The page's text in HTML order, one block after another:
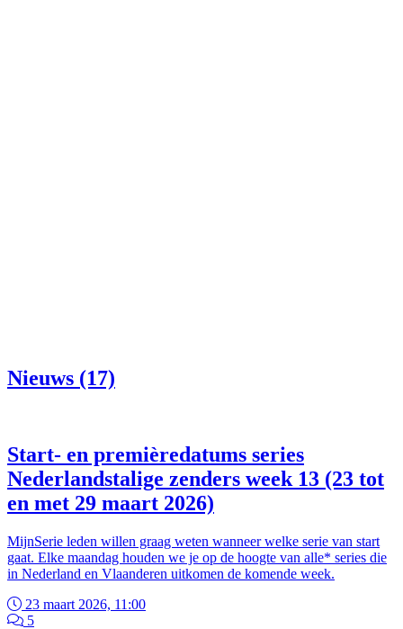
Nieuws (17)
Start- en premièredatums series
Nederlandstalige zenders week 13 (23 tot
en met 29 maart 2026)
MijnSerie leden willen graag weten wanneer welke serie van start
gaat. Elke maandag houden we je op de hoogte van alle* series die
in Nederland en Vlaanderen uitkomen de komende week.
23 maart 2026, 11:00
5